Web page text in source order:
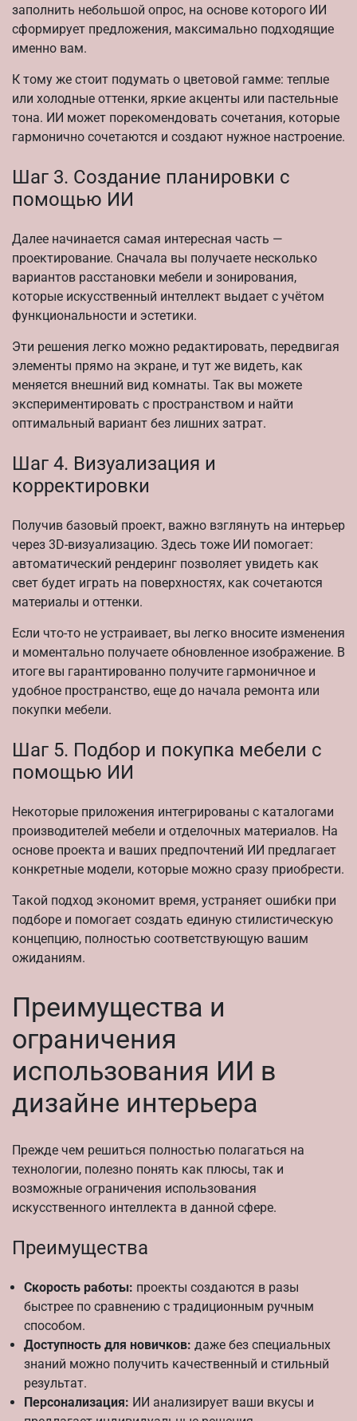
заполнить небольшой опрос, на основе которого ИИ
сформирует предложения, максимально подходящие
именно вам.
К тому же стоит подумать о цветовой гамме: теплые
или холодные оттенки, яркие акценты или пастельные
тона. ИИ может порекомендовать сочетания, которые
гармонично сочетаются и создают нужное настроение.
Шаг 3. Создание планировки с
помощью ИИ
Далее начинается самая интересная часть —
проектирование. Сначала вы получаете несколько
вариантов расстановки мебели и зонирования,
которые искусственный интеллект выдает с учётом
функциональности и эстетики.
Эти решения легко можно редактировать, передвигая
элементы прямо на экране, и тут же видеть, как
меняется внешний вид комнаты. Так вы можете
экспериментировать с пространством и найти
оптимальный вариант без лишних затрат.
Шаг 4. Визуализация и
корректировки
Получив базовый проект, важно взглянуть на интерьер
через 3D-визуализацию. Здесь тоже ИИ помогает:
автоматический рендеринг позволяет увидеть как
свет будет играть на поверхностях, как сочетаются
материалы и оттенки.
Если что-то не устраивает, вы легко вносите изменения
и моментально получаете обновленное изображение. В
итоге вы гарантированно получите гармоничное и
удобное пространство, еще до начала ремонта или
покупки мебели.
Шаг 5. Подбор и покупка мебели с
помощью ИИ
Некоторые приложения интегрированы с каталогами
производителей мебели и отделочных материалов. На
основе проекта и ваших предпочтений ИИ предлагает
конкретные модели, которые можно сразу приобрести.
Такой подход экономит время, устраняет ошибки при
подборе и помогает создать единую стилистическую
концепцию, полностью соответствующую вашим
ожиданиям.
Преимущества и
ограничения
использования ИИ в
дизайне интерьера
Прежде чем решиться полностью полагаться на
технологии, полезно понять как плюсы, так и
возможные ограничения использования
искусственного интеллекта в данной сфере.
Преимущества
Скорость работы: проекты создаются в разы
быстрее по сравнению с традиционным ручным
способом.
Доступность для новичков: даже без специальных
знаний можно получить качественный и стильный
результат.
Персонализация: ИИ анализирует ваши вкусы и